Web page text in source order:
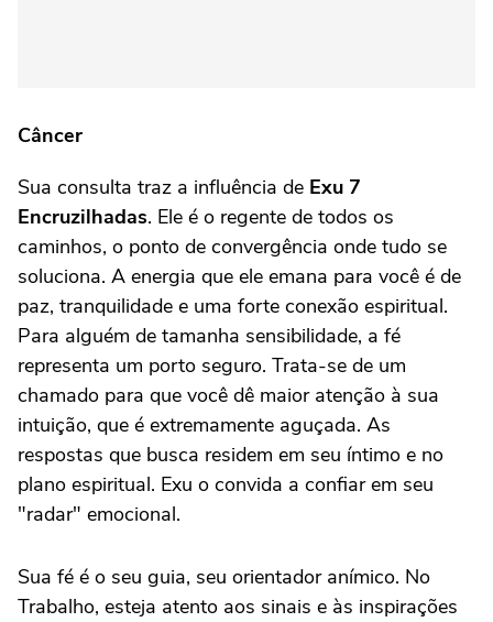
Câncer
Sua consulta traz a influência de Exu 7
Encruzilhadas. Ele é o regente de todos os
caminhos, o ponto de convergência onde tudo se
soluciona. A energia que ele emana para você é de
paz, tranquilidade e uma forte conexão espiritual.
Para alguém de tamanha sensibilidade, a fé
representa um porto seguro. Trata-se de um
chamado para que você dê maior atenção à sua
intuição, que é extremamente aguçada. As
respostas que busca residem em seu íntimo e no
plano espiritual. Exu o convida a confiar em seu
"radar" emocional.
Sua fé é o seu guia, seu orientador anímico. No
Trabalho, esteja atento aos sinais e às inspirações